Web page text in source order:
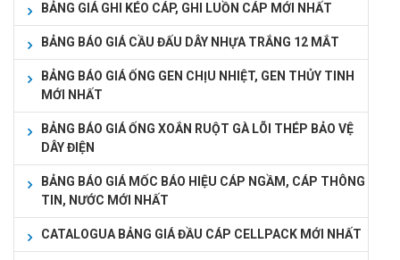
BẢNG GIÁ GHI KÉO CÁP, GHI LUỒN CÁP MỚI NHẤT
BẢNG BÁO GIÁ CẦU ĐẤU DÂY NHỰA TRẮNG 12 MẮT
BẢNG BÁO GIÁ ỐNG GEN CHỊU NHIỆT, GEN THỦY TINH
MỚI NHẤT
BẢNG BÁO GIÁ ỐNG XOẮN RUỘT GÀ LÕI THÉP BẢO VỆ
DÂY ĐIỆN
BẢNG BÁO GIÁ MỐC BÁO HIỆU CÁP NGẦM, CÁP THÔNG
TIN, NƯỚC MỚI NHẤT
CATALOGUA BẢNG GIÁ ĐẦU CÁP CELLPACK MỚI NHẤT